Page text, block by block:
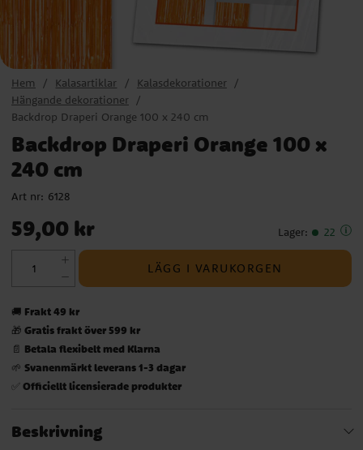
Hem Kalasartiklar
Kalasdekorationer
Hängande dekorationer
Backdrop Draperi Orange 100 x 240 cm
Backdrop Draperi Orange 100 x
240 cm
Art nr: 6128
Pris: 59,00 kr
59,00 kr Lager: 22
LÄGG I VARUKORGEN
🚚 Frakt 49 kr
🎁 Gratis frakt över 599 kr
📄 Betala flexibelt med Klarna
🌱 Svanenmärkt leverans 1-3 dagar
✅ Officiellt licensierade produkter
Beskrivning